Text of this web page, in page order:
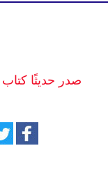
صدر حديثًا